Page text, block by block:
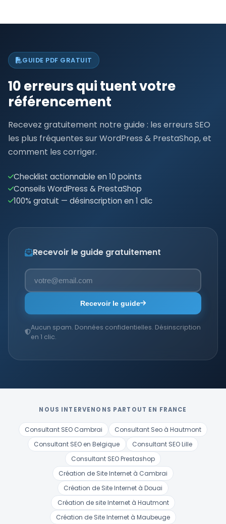
GUIDE PDF GRATUIT
10 erreurs qui tuent votre
référencement
Recevez gratuitement notre guide : les erreurs SEO
les plus fréquentes sur WordPress & PrestaShop, et
comment les corriger.
Checklist actionnable en 10 points
Conseils WordPress & PrestaShop
100% gratuit — désinscription en 1 clic
Recevoir le guide gratuitement
Recevoir le guide
Aucun spam. Données confidentielles. Désinscription
en 1 clic.
NOUS INTERVENONS PARTOUT EN FRANCE
Consultant SEO Cambrai
Consultant Seo à Hautmont
Consultant SEO en Belgique
Consultant SEO Lille
Consultant SEO Prestashop
Création de Site Internet à Cambrai
Création de Site Internet à Douai
Création de site Internet à Hautmont
Création de Site Internet à Maubeuge